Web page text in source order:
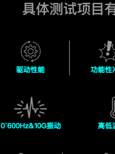
具体测试项目
驱动性能 功能性
0~600Hz&10G振动 高低